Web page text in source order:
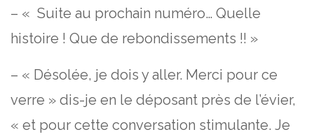
– « Suite au prochain numéro… Quelle
histoire ! Que de rebondissements !! »
– « Désolée, je dois y aller. Merci pour ce
verre » dis-je en le déposant près de l’évier,
« et pour cette conversation stimulante. Je